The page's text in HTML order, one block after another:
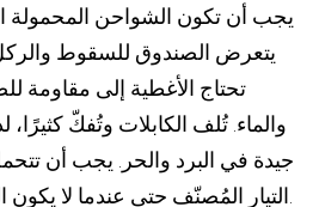
يتعرض الصندوق للسقوط
تحتاج الأغطية إلى مقاومة
والماء. تُلف الكابلات وتُفكّ
جيدة في البرد والحر. يجب أن
التيار المُصنّف حتى عندما لا يكون المقبس في حالة ممتازة.